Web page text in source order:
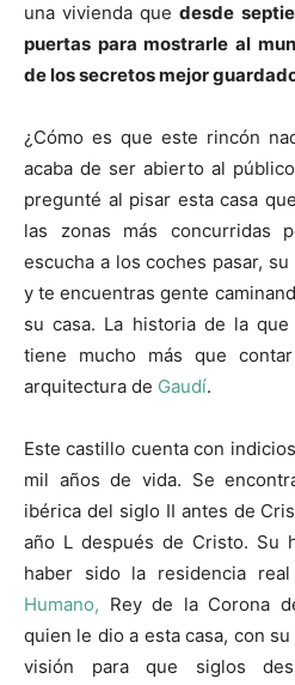
una vivienda quedesde
puertas para mostrarle al
de los secretos mejor
¿Cómo es que este rincón
acaba de ser abierto al
pregunté al pisar esta casa
las zonas más concurridas
escucha a los coches pasar,
y te encuentras gente
su casa. La historia de la
tiene mucho más que
arquitectura de Gaudí.
Este castillo cuenta con
mil años de vida. Se
ibérica del siglo II antes de
año L después de Cristo. Su
haber sido la residencia
Humano, Rey de la Corona
quien le dio a esta casa, con
visión para que siglos